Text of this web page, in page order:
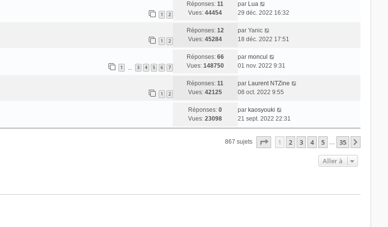
1 2
Réponses:11
Vues:44454
par Lua
29 déc. 2022 16:32
1 2
Réponses: 12
Vues:45284
par Yanic
18 déc. 2022 17:51
1 3 4 5 6 7
Réponses: 66
Vues: 148750
par moncul
01 nov. 2022 9:31
1 2
Réponses:11
Vues:42125
par Laurent NTZine
08 oct. 2022 9:55
Réponses:0
Vues:23098
par kaosyouki
21 sept. 2022 22:31
867 sujets Page sur35
1 2 3 4 5 … 35
Aller à